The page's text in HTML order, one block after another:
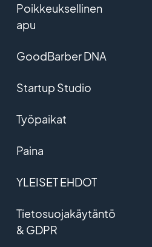
Poikkeuksellinen
apu
GoodBarber DNA
Startup Studio
Työpaikat
Paina
YLEISET EHDOT
Tietosuojakäytäntö
& GDPR